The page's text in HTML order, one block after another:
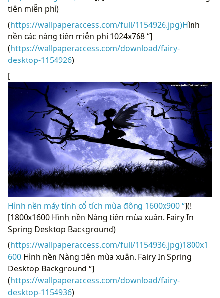
tiên miễn phí)
(https://wallpaperaccess.com/full/1154926.jpg)Hình
nền các nàng tiên miễn phí 1024x768 “]
(https://wallpaperaccess.com/download/fairy-
desktop-1154926)
[
Hình nền máy tính cổ tích mùa đông 1600x900 “](!
[1800x1600 Hình nền Nàng tiên mùa xuân. Fairy In
Spring Desktop Background)
(https://wallpaperaccess.com/full/1154936.jpg)1800x1
600 Hình nền Nàng tiên mùa xuân. Fairy In Spring
Desktop Background “]
(https://wallpaperaccess.com/download/fairy-
desktop-1154936)